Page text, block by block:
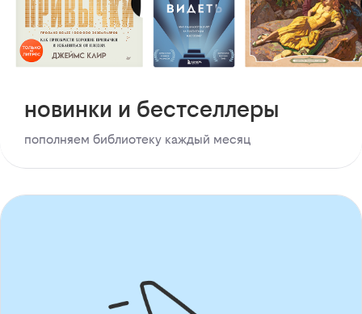
новинки и бестселлеры
пополняем библиотеку каждый месяц